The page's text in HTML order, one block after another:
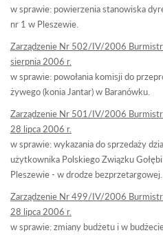
w sprawie: powierzenia stanowiska
nr 1 w Pleszewie.
Zarządzenie Nr 502/IV/2006
sierpnia 2006 r.
w sprawie: powołania komisji do
żywego (konia Jantar) w Baranówku.
Zarządzenie Nr 501/IV/2006
28 lipca 2006 r.
w sprawie: wykazania do sprzedaży
użytkownika Polskiego Związku
Pleszewie - w drodze bezprzetargowej.
Zarządzenie Nr 499/IV/2006
28 lipca 2006 r.
w sprawie: zmiany budżetu i w